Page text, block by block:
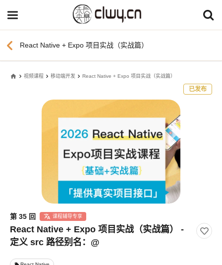
chevron_left React Native + Expo 项目实战（实战篇）
home 视频课程 移动端开发 React Native + Expo 项目实战（实战篇）
已发布
第 35 回 课程辅导专享
React Native + Expo 项目实战（实战篇） -
定义 src 路径别名：@